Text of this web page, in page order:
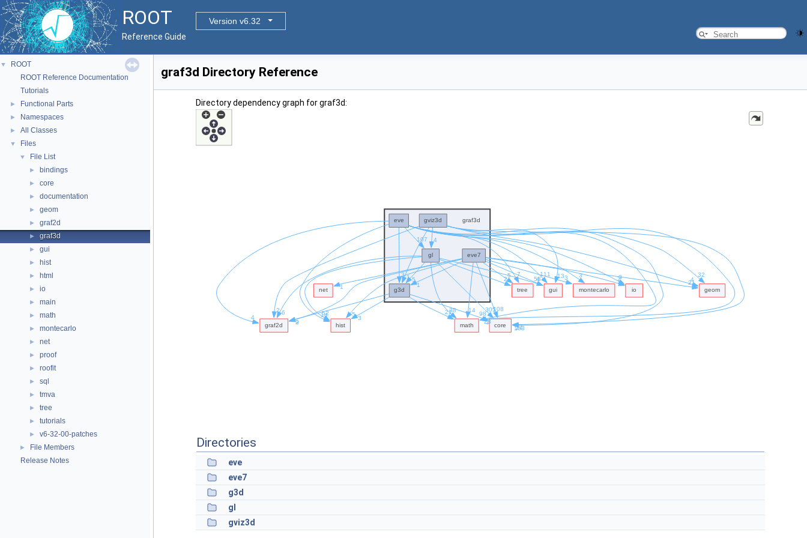
ROOT
Version v6.32
Reference Guide
▼
ROOT
ROOT Reference Documentation
Tutorials
► Functional Parts
► Namespaces
► All Classes
▼ Files
▼ File List
► bindings
► core
► documentation
► geom
► graf2d
► graf3d
► gui
► hist
► html
► io
► main
► math
► montecarlo
► net
► proof
► roofit
► sql
► tmva
► tree
► tutorials
► v6-32-00-patches
►
File Members
Release Notes
graf3d Directory Reference
Directory dependency graph for graf3d:
Directories
eve
eve7
g3d
gl
gviz3d